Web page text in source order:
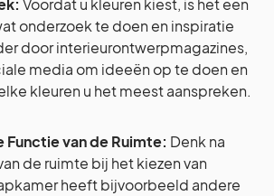
Voordat u kleuren kiest, is het een
onderzoek te doen en inspiratie
door interieurontwerpmagazines,
media om ideeën op te doen en
kleuren u het meest aanspreken.
van de Ruimte: Denk na
de ruimte bij het kiezen van
heeft bijvoorbeeld andere